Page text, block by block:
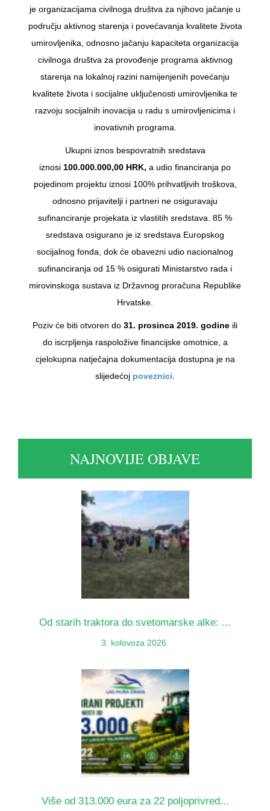
je organizacijama civilnoga društva za njihovo jačanje u
području aktivnog starenja i povećavanja kvalitete života
umirovljenika, odnosno jačanju kapaciteta organizacija
civilnoga društva za provođenje programa aktivnog
starenja na lokalnoj razini namijenjenih povećanju
kvalitete života i socijalne uključenosti umirovljenika te
razvoju socijalnih inovacija u radu s umirovljenicima i
inovativnih programa.
Ukupni iznos bespovratnih sredstava
iznosi 100.000.000,00 HRK, a udio financiranja po
pojedinom projektu iznosi 100% prihvatljivih troškova,
odnosno prijavitelji i partneri ne osiguravaju
sufinanciranje projekata iz vlastitih sredstava. 85 %
sredstava osigurano je iz sredstava Europskog
socijalnog fonda, dok će obavezni udio nacionalnog
sufinanciranja od 15 % osigurati Ministarstvo rada i
mirovinskoga sustava iz Državnog proračuna Republike
Hrvatske.
Poziv će biti otvoren do 31. prosinca 2019. godine ili
do iscrpljenja raspoložive financijske omotnice, a
cjelokupna natječajna dokumentacija dostupna je na
slijedećoj poveznici.
NAJNOVIJE OBJAVE
Od starih traktora do svetomarske alke: ...
3. kolovoza 2026.
Više od 313.000 eura za 22 poljoprivred...